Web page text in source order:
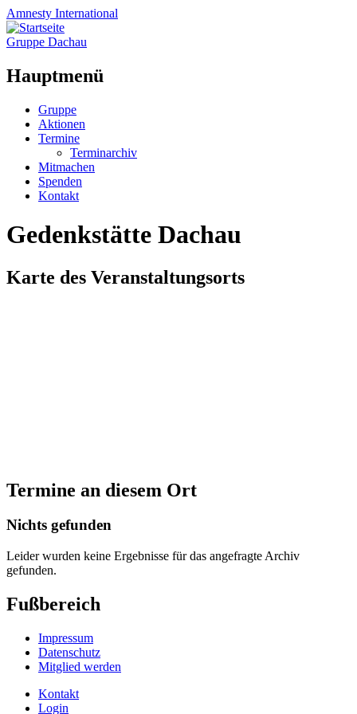
Amnesty International
Gruppe Dachau
Hauptmenü
Zum
Inhalt
springen
Gruppe
Aktionen
Termine
Terminarchiv
Mitmachen
Spenden
Kontakt
Gedenkstätte Dachau
Karte des Veranstaltungsorts
Termine an diesem Ort
Nichts gefunden
Leider wurden keine Ergebnisse für das angefragte Archiv
gefunden.
Fußbereich
Impressum
Datenschutz
Mitglied werden
Kontakt
Login